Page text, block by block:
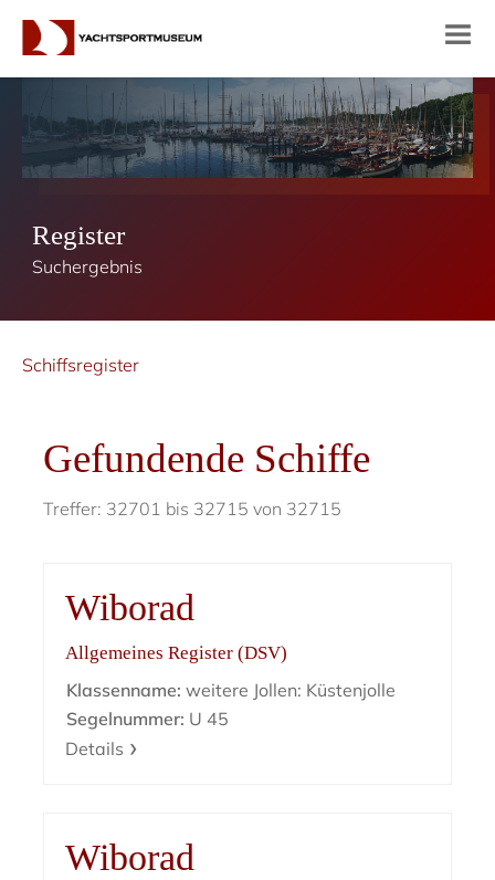
Register
Suchergebnis
Schiffsregister
Gefundende Schiffe
Treffer: 32701 bis 32715 von 32715
Wiborad
Allgemeines Register (DSV)
Klassenname: weitere Jollen: Küstenjolle
Segelnummer: U 45
Details
Wiborad